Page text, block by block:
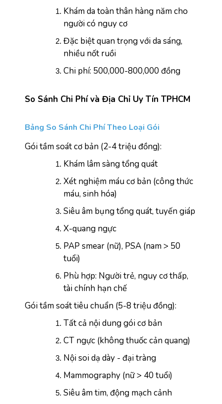
Khám da toàn thân hàng năm cho
người có nguy cơ
Đặc biệt quan trọng với da sáng,
nhiều nốt ruồi
Chi phí: 500,000-800,000 đồng
So Sánh Chi Phí và Địa Chỉ Uy Tín TPHCM
Bảng So Sánh Chi Phí Theo Loại Gói
Gói tầm soát cơ bản (2-4 triệu đồng):
Khám lâm sàng tổng quát
Xét nghiệm máu cơ bản (công thức
máu, sinh hóa)
Siêu âm bụng tổng quát, tuyến giáp
X-quang ngực
PAP smear (nữ), PSA (nam > 50
tuổi)
Phù hợp: Người trẻ, nguy cơ thấp,
tài chính hạn chế
Gói tầm soát tiêu chuẩn (5-8 triệu đồng):
Tất cả nội dung gói cơ bản
CT ngực (không thuốc cản quang)
Nội soi dạ dày - đại tràng
Mammography (nữ > 40 tuổi)
Siêu âm tim, động mạch cảnh